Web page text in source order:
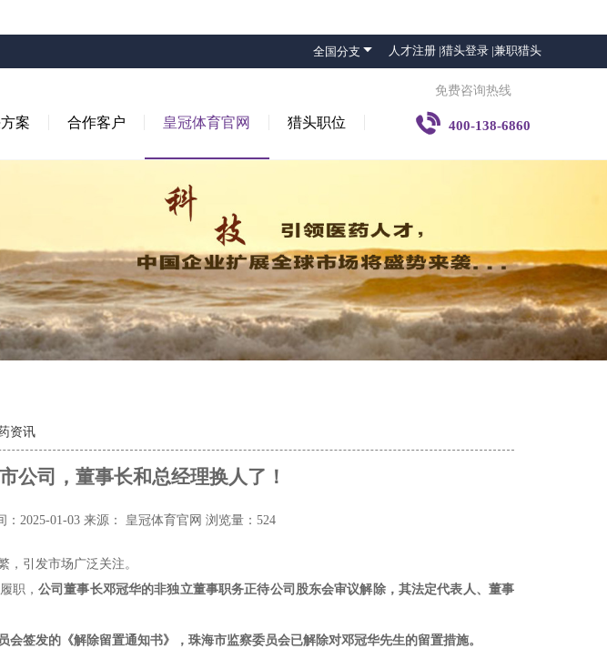
全国分支  人才注册 |猎头登录 |兼职猎头
案 合作客户 皇冠体育官网 猎头职位
免费咨询热线
 400-138-6860
资讯
公司，董事长和总经理换人了！
：2025-01-03 来源： 皇冠体育官网 浏览量：524
，引发市场广泛关注。
职，公司董事长邓冠华的非独立董事职务正待公司股东会审议解除，其法定代表人、董事
会签发的《解除留置通知书》，珠海市监察委员会已解除对邓冠华先生的留置措施。